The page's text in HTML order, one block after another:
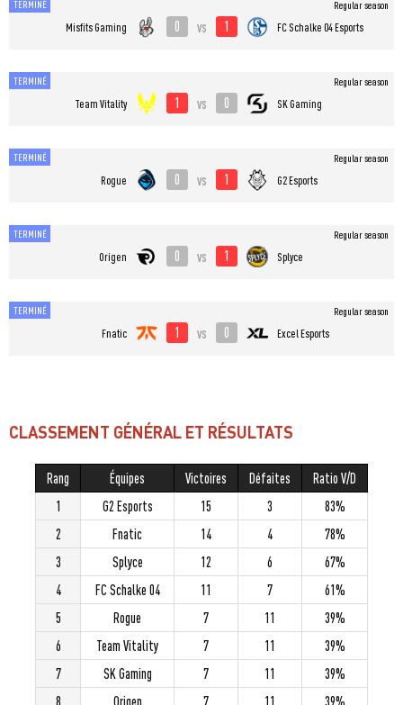
TERMINÉ
Misfits Gaming 0 vs 1 FC Schalke 04 Esports
Regular season
TERMINÉ
Team Vitality 1 vs 0 SK Gaming
Regular season
TERMINÉ
Rogue 0 vs 1 G2 Esports
Regular season
TERMINÉ
Origen 0 vs 1 Splyce
Regular season
TERMINÉ
Fnatic 1 vs 0 Excel Esports
Regular season
CLASSEMENT GÉNÉRAL ET RÉSULTATS
Rang Équipes Victoires Défaites
Ratio V/D
1
G2 Esports 15 3
83%
2
Fnatic 14 4
78%
3
Splyce 12 6
67%
4
FC Schalke 04 11 7
61%
5
Rogue 7 11
39%
6
Team Vitality 7 11
39%
7
SK Gaming 7 11
39%
8
Origen 7 11
39%